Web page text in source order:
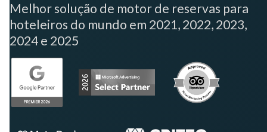
Melhor solução de motor de reservas para
hoteleiros do mundo em 2021, 2022, 2023,
2024 e 2025